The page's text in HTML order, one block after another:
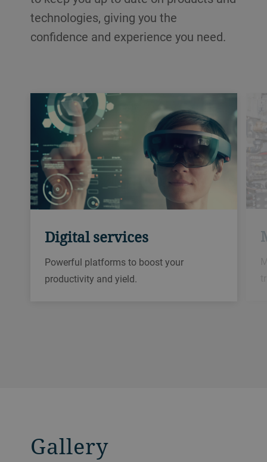
technologies, giving you the
confidence and experience you need.
Digital services
Powerful platforms to boost your
productivity and yield.
Gallery